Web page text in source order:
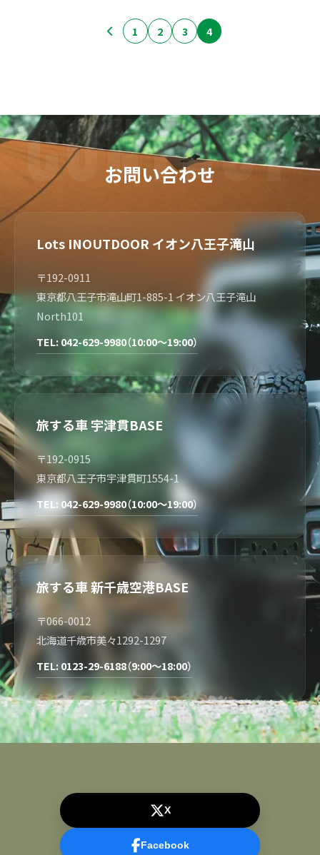
1 2 3 4
お問い合わせ
Lots INOUTDOOR イオン八王子滝山
〒192-0911
東京都八王子市滝山町1-885-1 イオン八王子滝山
North101
TEL: 042-629-9980（10:00～19:00）
旅する車 宇津貫BASE
〒192-0915
東京都八王子市宇津貫町1554-1
TEL: 042-629-9980（10:00～19:00）
旅する車 新千歳空港BASE
〒066-0012
北海道千歳市美々1292-1297
TEL: 0123-29-6188（9:00～18:00）
X
Facebook